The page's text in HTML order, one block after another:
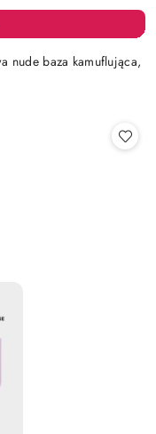
nude baza kamuflująca,